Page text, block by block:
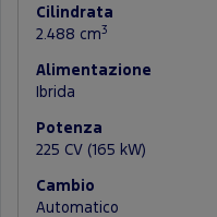
Cilindrata
2.488 cm3
Alimentazione
Ibrida
Potenza
225 CV (165 kW)
Cambio
Automatico